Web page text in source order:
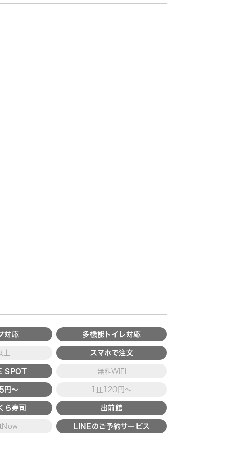
対応 多機能トイレ対応
上 スマホで注文
SPOT 無料WIFI
円～ 1皿120円～
ら寿司 出前館
LINEのご予約サービス